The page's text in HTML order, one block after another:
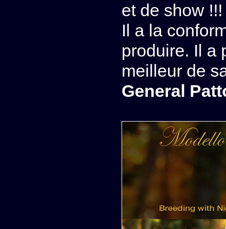
et de show !!!
Il a la
produire. Il a
meilleur de
General